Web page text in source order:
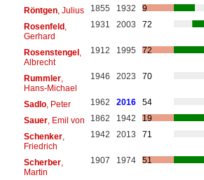
Röntgen, Julius 1855 1932
9
Rosenfeld,
Gerhard
1931 2003 72
Rosenstengel,
Albrecht
1912 1995 72
Rummler,
Hans-Michael
1946 2023 70
Sadlo, Peter 1962 2016
54
Sauer, Emil von 1862 1942
19
Schenker,
Friedrich
1942 2013 71
Scherber,
Martin
1907 1974 51